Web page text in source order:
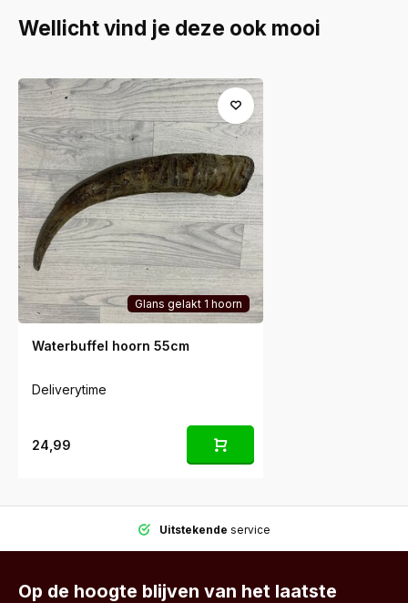
Wellicht vind je deze ook mooi
Glans gelakt 1 hoorn
Waterbuffel hoorn 55cm
Deliverytime
24,99
Uitstekende service
Op de hoogte blijven van het laatste